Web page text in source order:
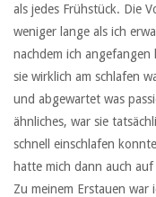
als jedes Frühstück. Die
weniger lange als ich
nachdem ich
sie wirklich am schlafen
und abgewartet was
ähnliches, war sie
schnell einschlafen
hatte mich dann auch
Zu meinem Erstauen war